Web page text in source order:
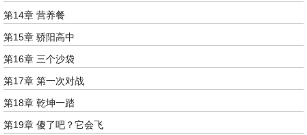
第14章 营养餐
第15章 骄阳高中
第16章 三个沙袋
第17章 第一次对战
第18章 乾坤一踏
第19章 傻了吧？它会飞